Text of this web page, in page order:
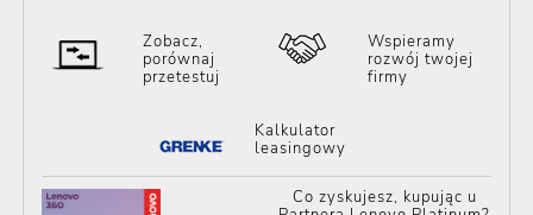
Zobacz,
porównaj
przetestuj
Wspieramy
rozwój twojej
firmy
Kalkulator
leasingowy
Co zyskujesz, kupując u